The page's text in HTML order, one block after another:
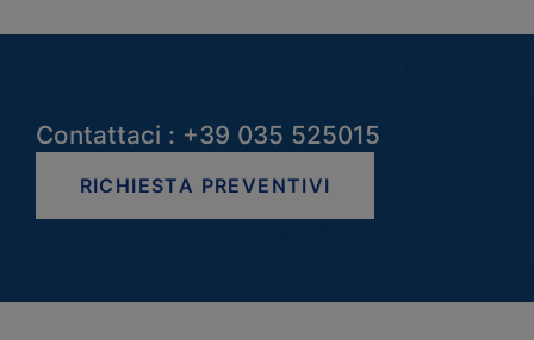
Contattaci : +39 035 525015
RICHIESTA PREVENTIVI